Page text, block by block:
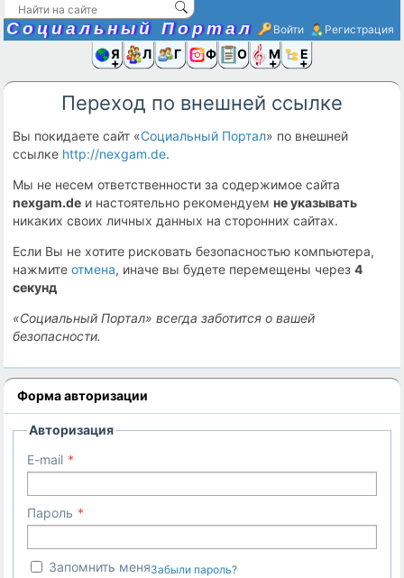
Социальный Портал Войти Регистрация
Я иЛюди
Группы
Фото Ещё
Переход по внешней ссылке
Вы покидаете сайт «Социальный Портал» по внешней
ссылке http://nexgam.de.
Мы не несем ответственности за содержимое сайта
nexgam.de и настоятельно рекомендуемне указывать
никаких своих личных данных на сторонних сайтах.
Если Вы не хотите рисковать безопасностью компьютера,
нажмитеотмена, иначе вы будете перемещены через4
секунд
«Социальный Портал» всегда заботится о вашей
безопасности.
Форма авторизации
Авторизация
E-mail
Пароль
Запомнить меняЗабыли пароль?